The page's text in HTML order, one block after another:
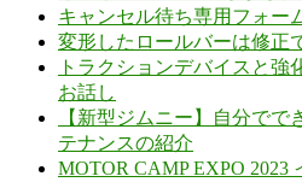
キャンセル待ち専用フォー
変形したロールバーは修正
トラクションデバイスと強
お話し
【新型ジムニー】自分で
テナンスの紹介
MOTOR CAMP EXPO 2023